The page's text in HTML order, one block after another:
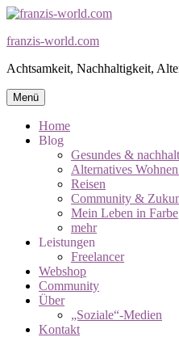
Zum
springen
franzis-world.com
Achtsamkeit, Nachhaltigkeit,
Menü
Home
Blog
Gesundes &
Alternatives
​Reisen
​Community &
Mein Leben in Farbe
mehr
Leistungen
Freelancer
Webshop
Community
Über
„Soziale“-Medien
Kontakt